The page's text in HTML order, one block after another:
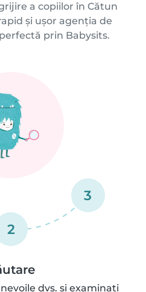
a copiilor în Cătun
și ușor agenția de
prin Babysits.
2
3
dvs. și examinați